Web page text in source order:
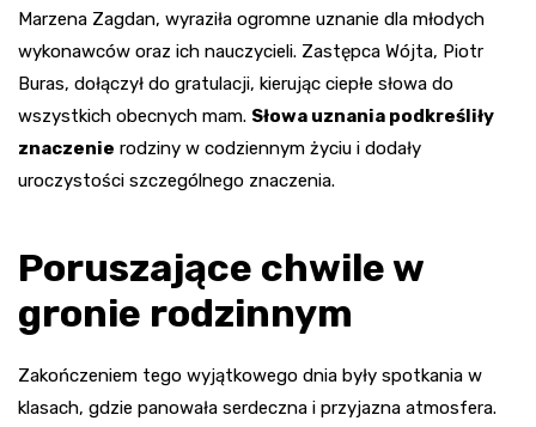
Marzena Zagdan, wyraziła ogromne uznanie dla młodych
wykonawców oraz ich nauczycieli. Zastępca Wójta, Piotr
Buras, dołączył do gratulacji, kierując ciepłe słowa do
wszystkich obecnych mam. Słowa uznania podkreśliły
znaczenie rodziny w codziennym życiu i dodały
uroczystości szczególnego znaczenia.
Poruszające chwile w
gronie rodzinnym
Zakończeniem tego wyjątkowego dnia były spotkania w
klasach, gdzie panowała serdeczna i przyjazna atmosfera.